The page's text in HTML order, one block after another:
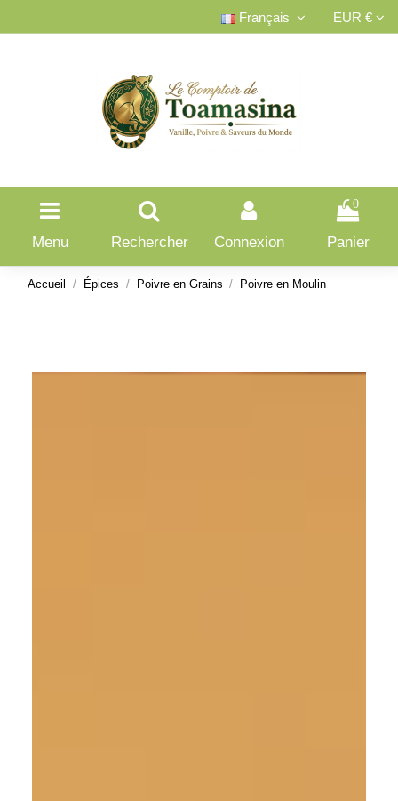
Français EUR €
Menu Rechercher Connexion
0
Panier
Accueil Épices Poivre en Grains Poivre en Moulin